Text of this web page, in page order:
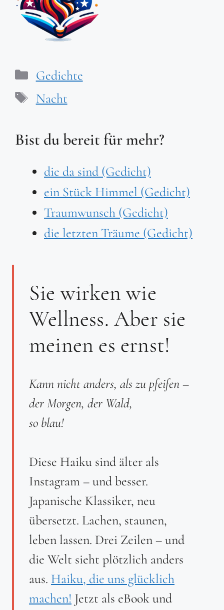
Kategorien
Gedichte
Schlagwörter
Nacht
Bist du bereit für mehr?
die da sind (Gedicht)
ein Stück Himmel (Gedicht)
Traumwunsch (Gedicht)
die letzten Träume (Gedicht)
Sie wirken wie
Wellness. Aber sie
meinen es ernst!
Kann nicht anders, als zu pfeifen –
der Morgen, der Wald,
so blau!
Diese Haiku sind älter als
Instagram – und besser.
Japanische Klassiker, neu
übersetzt. Lachen, staunen,
leben lassen. Drei Zeilen – und
die Welt sieht plötzlich anders
aus. Haiku, die uns glücklich
machen! Jetzt als eBook und